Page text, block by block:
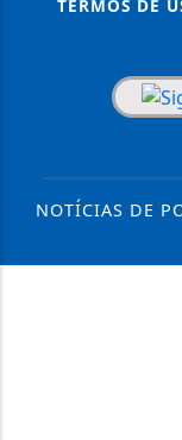
TERMOS DE
NOTÍCIAS DE